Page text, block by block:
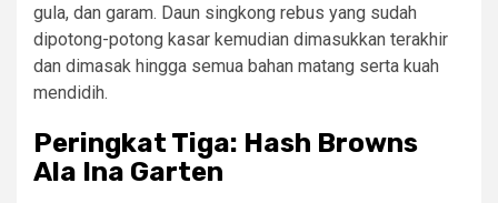
gula, dan garam. Daun singkong rebus yang sudah
dipotong-potong kasar kemudian dimasukkan terakhir
dan dimasak hingga semua bahan matang serta kuah
mendidih.
Peringkat Tiga: Hash Browns
Ala Ina Garten